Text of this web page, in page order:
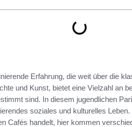
Erfahrung, die weit über die
und Kunst, bietet eine Vielzahl an
sind. In diesem jugendlichen
soziales und kulturelles
Cafés handelt, hier kommen